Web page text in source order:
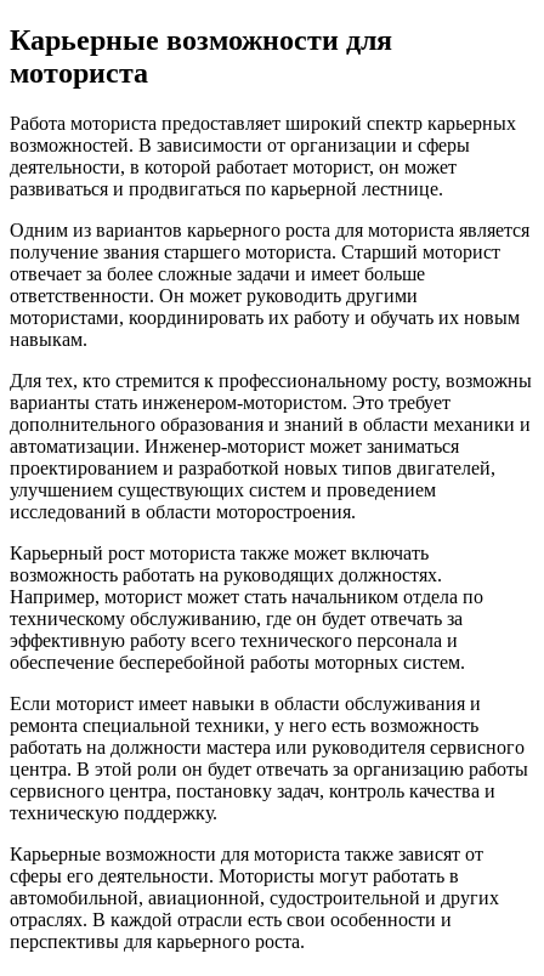
Карьерные возможности для
моториста
Работа моториста предоставляет широкий спектр карьерных
возможностей. В зависимости от организации и сферы
деятельности, в которой работает моторист, он может
развиваться и продвигаться по карьерной лестнице.
Одним из вариантов карьерного роста для моториста является
получение звания старшего моториста. Старший моторист
отвечает за более сложные задачи и имеет больше
ответственности. Он может руководить другими
мотористами, координировать их работу и обучать их новым
навыкам.
Для тех, кто стремится к профессиональному росту, возможны
варианты стать инженером-мотористом. Это требует
дополнительного образования и знаний в области механики и
автоматизации. Инженер-моторист может заниматься
проектированием и разработкой новых типов двигателей,
улучшением существующих систем и проведением
исследований в области моторостроения.
Карьерный рост моториста также может включать
возможность работать на руководящих должностях.
Например, моторист может стать начальником отдела по
техническому обслуживанию, где он будет отвечать за
эффективную работу всего технического персонала и
обеспечение бесперебойной работы моторных систем.
Если моторист имеет навыки в области обслуживания и
ремонта специальной техники, у него есть возможность
работать на должности мастера или руководителя сервисного
центра. В этой роли он будет отвечать за организацию работы
сервисного центра, постановку задач, контроль качества и
техническую поддержку.
Карьерные возможности для моториста также зависят от
сферы его деятельности. Мотористы могут работать в
автомобильной, авиационной, судостроительной и других
отраслях. В каждой отрасли есть свои особенности и
перспективы для карьерного роста.